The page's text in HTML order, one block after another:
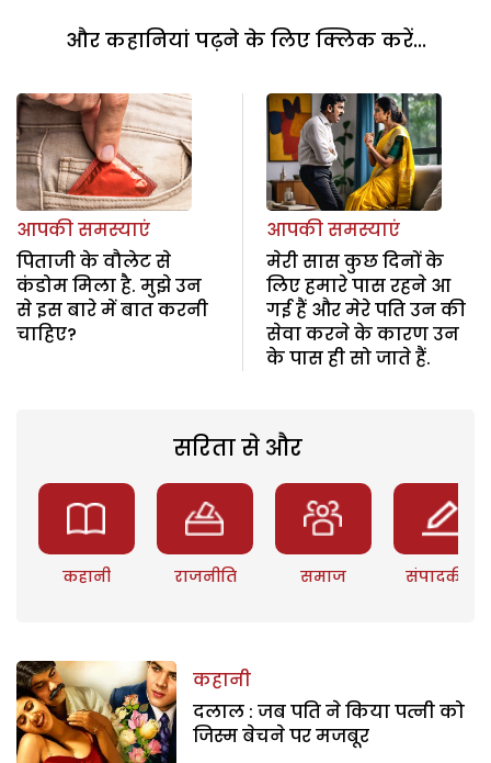
और कहानियां पढ़ने के लिए क्लिक करें...
आपकी समस्याएं
पिताजी के वौलेट से
कंडोम मिला है. मुझे उन
से इस बारे में बात करनी
चाहिए?
आपकी समस्याएं
मेरी सास कुछ दिनों के
लिए हमारे पास रहने आ
गई हैं और मेरे पति उन की
सेवा करने के कारण उन
के पास ही सो जाते हैं.
सरिता से और
कहानी राजनीति समाज संपादकीय
कहानी
दलाल : जब पति ने किया पत्नी को
जिस्म बेचने पर मजबूर